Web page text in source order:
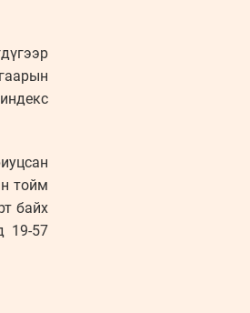
тойм
байх
19-57